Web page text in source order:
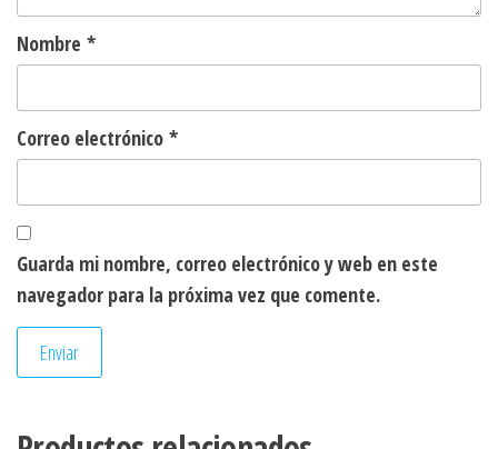
Nombre *
Correo electrónico *
Guarda mi nombre, correo electrónico y web en este
navegador para la próxima vez que comente.